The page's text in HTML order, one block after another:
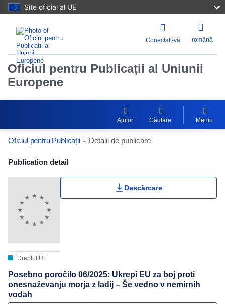
Site oficial al UE
Conectați-vă română
Oficiul pentru Publicații al Uniunii
Europene
Ajutor Căutare Meniu
Oficiul pentru Publicații Detalii de publicare
Publication Detail Actions Portlet
Publication detail
Dreptul UE
Descărcare
Posebno poročilo 06/2025: Ukrepi EU za boj proti
onesnaževanju morja z ladij – Še vedno v nemirnih
vodah